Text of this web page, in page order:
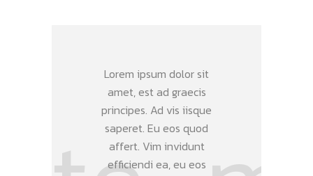
Lorem ipsum dolor sit
amet, est ad graecis
principes. Ad vis iisque
saperet. Eu eos quod
affert. Vim invidunt
efficiendi ea, eu eos